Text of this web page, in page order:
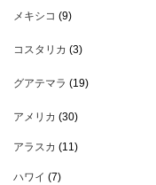
メキシコ (9)
コスタリカ (3)
グアテマラ (19)
アメリカ (30)
アラスカ (11)
ハワイ (7)